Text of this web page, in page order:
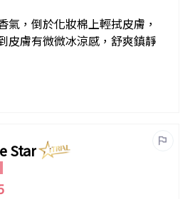
氣，倒於化妝棉上輕拭皮膚，
皮膚有微微冰涼感，舒爽鎮靜
Star